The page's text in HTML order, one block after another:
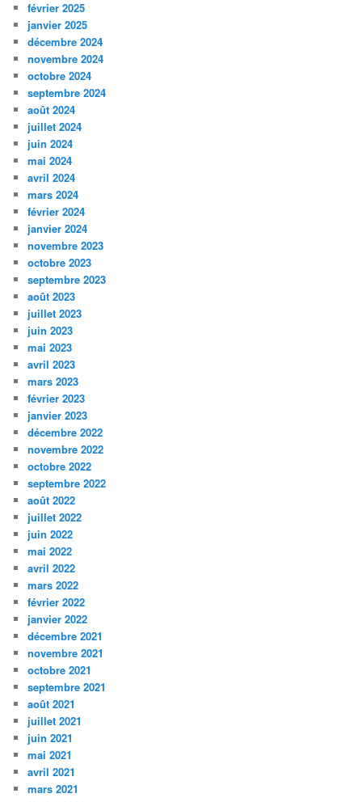
février 2025
janvier 2025
décembre 2024
novembre 2024
octobre 2024
septembre 2024
août 2024
juillet 2024
juin 2024
mai 2024
avril 2024
mars 2024
février 2024
janvier 2024
novembre 2023
octobre 2023
septembre 2023
août 2023
juillet 2023
juin 2023
mai 2023
avril 2023
mars 2023
février 2023
janvier 2023
décembre 2022
novembre 2022
octobre 2022
septembre 2022
août 2022
juillet 2022
juin 2022
mai 2022
avril 2022
mars 2022
février 2022
janvier 2022
décembre 2021
novembre 2021
octobre 2021
septembre 2021
août 2021
juillet 2021
juin 2021
mai 2021
avril 2021
mars 2021